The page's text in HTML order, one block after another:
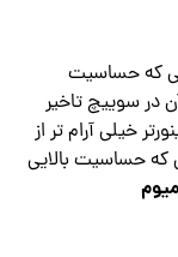
که حساسیت
در سوییچ تاخیر
خیلی آرام تر از
که حساسیت بالایی